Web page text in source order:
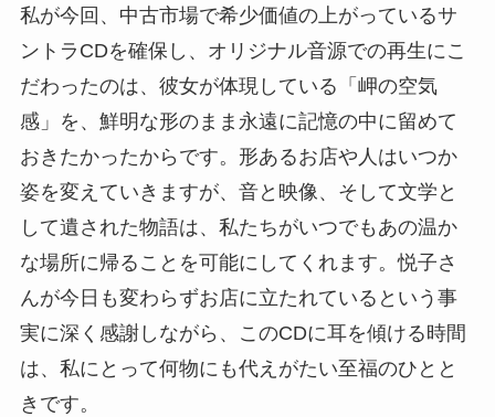
私が今回、中古市場で希少価値の上がっているサ
ントラCDを確保し、オリジナル音源での再生にこ
だわったのは、彼女が体現している「岬の空気
感」を、鮮明な形のまま永遠に記憶の中に留めて
おきたかったからです。形あるお店や人はいつか
姿を変えていきますが、音と映像、そして文学と
して遺された物語は、私たちがいつでもあの温か
な場所に帰ることを可能にしてくれます。悦子さ
んが今日も変わらずお店に立たれているという事
実に深く感謝しながら、このCDに耳を傾ける時間
は、私にとって何物にも代えがたい至福のひとと
きです。